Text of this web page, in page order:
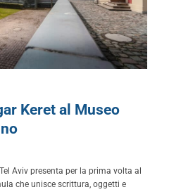
Keret al Museo
Aviv presenta per la prima volta al
che unisce scrittura, oggetti e